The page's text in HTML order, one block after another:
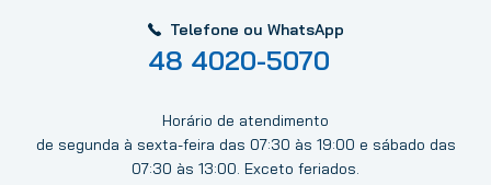
Telefone ou WhatsApp
48 4020-5070
Horário de atendimento
de segunda à sexta-feira das 07:30 às 19:00 e sábado das
07:30 às 13:00. Exceto feriados.